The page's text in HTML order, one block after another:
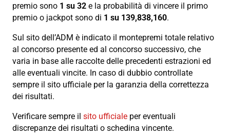
premio sono 1 su 32 e la probabilità di vincere il primo
premio o jackpot sono di 1 su 139,838,160.
Sul sito dell’ADM è indicato il montepremi totale relativo
al concorso presente ed al concorso successivo, che
varia in base alle raccolte delle precedenti estrazioni ed
alle eventuali vincite. In caso di dubbio controllate
sempre il sito ufficiale per la garanzia della correttezza
dei risultati.
Verificare sempre il sito ufficiale per eventuali
discrepanze dei risultati o schedina vincente.